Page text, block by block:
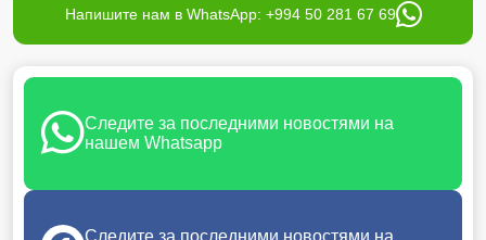
Напишите нам в WhatsApp: +994 50 281 67 69
Следите за последними новостями на
нашем Whatsapp
Следите за последними новостями на